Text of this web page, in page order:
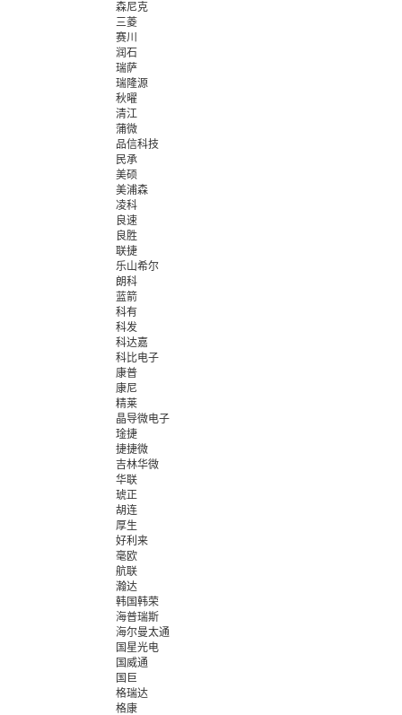
森尼克
三菱
赛川
润石
瑞萨
瑞隆源
秋曜
清江
蒲微
品信科技
民承
美硕
美浦森
凌科
良速
良胜
联捷
乐山希尔
朗科
蓝箭
科有
科发
科达嘉
科比电子
康普
康尼
精莱
晶导微电子
琻捷
捷捷微
吉林华微
华联
琥正
胡连
厚生
好利来
毫欧
航联
瀚达
韩国韩荣
海普瑞斯
海尔曼太通
国星光电
国威通
国巨
格瑞达
格康